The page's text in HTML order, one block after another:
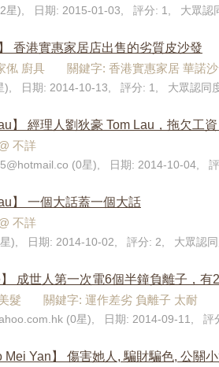
星), 日期: 2015-01-03, 評分: 1, 大眾認
香港實惠家居店出售的劣質皮沙發
俬 廚具 關鍵字: 香港實惠家居 華諾沙
), 日期: 2014-10-13, 評分: 1, 大眾認同
】 經理人劉狄豪 Tom Lau，拖欠
不詳
(0星), 日期: 2014-10-04,
】 一個大話蓋一個大話
不詳
星), 日期: 2014-10-02, 評分: 2, 大眾認同
】 成世人第一次電6個半鐘負離子，有
髮 關鍵字: 運作差劣 負離子 太耐
(0星), 日期: 2014-09-11, 評
Mei Yan】 傷害她人, 騙財騙色, 公關